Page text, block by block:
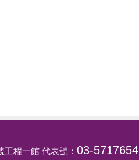
程一館 代表號： 03-5717654